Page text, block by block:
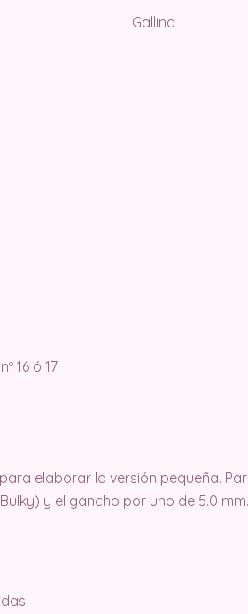
16 ó 17.
elaborar la versión pequeña.
y el gancho por uno de 5.0 mm.